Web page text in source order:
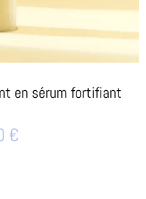
en sérum fortifiant
€